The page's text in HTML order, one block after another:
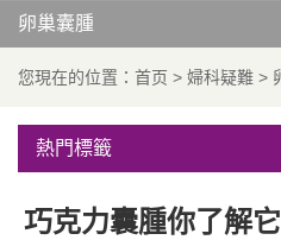
卵巢囊腫
您現在的位置： 首页 > 婦科疑難 >
熱門標籤
巧克力囊腫你了解